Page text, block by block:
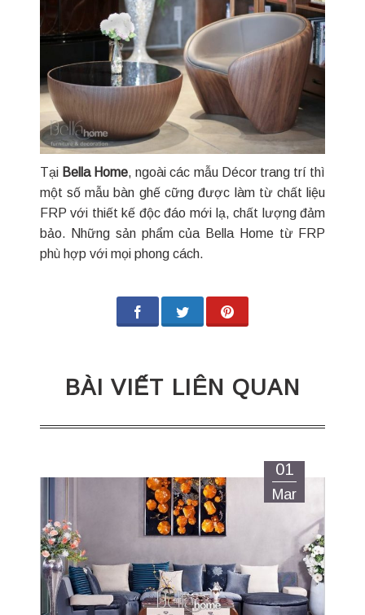
Tại Bella Home, ngoài các mẫu Décor trang trí thì
một số mẫu bàn ghế cững được làm từ chất liệu
FRP với thiết kế độc đáo mới lạ, chất lượng đảm
bảo. Những sản phẩm của Bella Home từ FRP
phù hợp với mọi phong cách.
BÀI VIẾT LIÊN QUAN
01
Mar